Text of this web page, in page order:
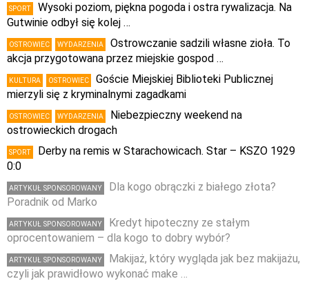
SPORT
Wysoki poziom, piękna pogoda i ostra rywalizacja. Na
Gutwinie odbył się kolej …
OSTROWIEC WYDARZENIA
Ostrowczanie sadzili własne zioła. To
akcja przygotowana przez miejskie gospod …
KULTURA OSTROWIEC
Goście Miejskiej Biblioteki Publicznej
mierzyli się z kryminalnymi zagadkami
OSTROWIEC WYDARZENIA
Niebezpieczny weekend na
ostrowieckich drogach
SPORT
Derby na remis w Starachowicach. Star – KSZO 1929
0:0
ARTYKUŁ SPONSOROWANY
Dla kogo obrączki z białego złota?
Poradnik od Marko
ARTYKUŁ SPONSOROWANY
Kredyt hipoteczny ze stałym
oprocentowaniem – dla kogo to dobry wybór?
ARTYKUŁ SPONSOROWANY
Makijaż, który wygląda jak bez makijażu,
czyli jak prawidłowo wykonać make …